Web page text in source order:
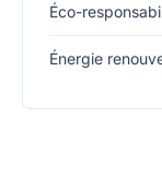
Éco-
Énergie